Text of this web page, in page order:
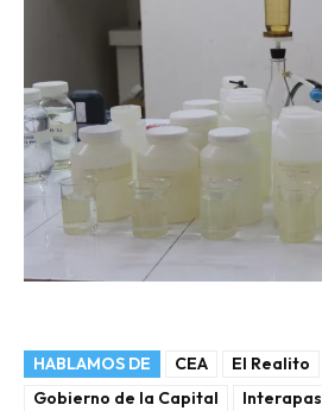
HABLAMOS DE CEA
El Realito
Gobierno de la Capital
Interapas